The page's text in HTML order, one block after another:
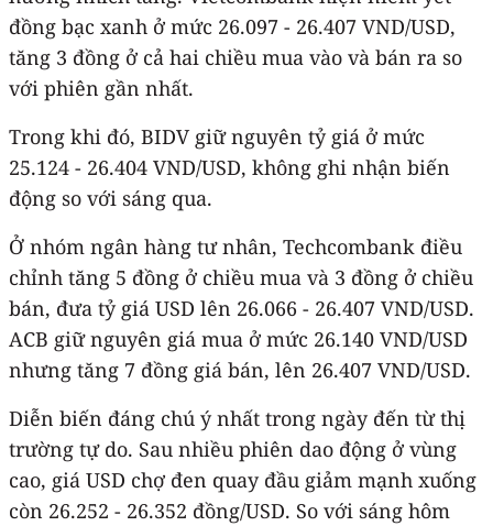
đồng bạc xanh ở mức 26.097 - 26.407 VND/USD,
tăng 3 đồng ở cả hai chiều mua vào và bán ra so
với phiên gần nhất.
Trong khi đó, BIDV giữ nguyên tỷ giá ở mức
25.124 - 26.404 VND/USD, không ghi nhận biến
động so với sáng qua.
Ở nhóm ngân hàng tư nhân, Techcombank điều
chỉnh tăng 5 đồng ở chiều mua và 3 đồng ở chiều
bán, đưa tỷ giá USD lên 26.066 - 26.407 VND/USD.
ACB giữ nguyên giá mua ở mức 26.140 VND/USD
nhưng tăng 7 đồng giá bán, lên 26.407 VND/USD.
Diễn biến đáng chú ý nhất trong ngày đến từ thị
trường tự do. Sau nhiều phiên dao động ở vùng
cao, giá USD chợ đen quay đầu giảm mạnh xuống
còn 26.252 - 26.352 đồng/USD. So với sáng hôm